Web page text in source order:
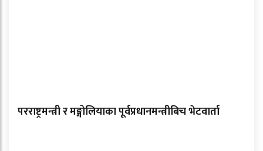
परराष्ट्रमन्त्री र मङ्गोलियाका पूर्वप्रधानमन्त्रीबिच भेटवार्ता